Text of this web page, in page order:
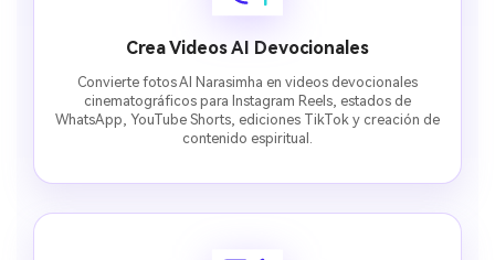
Crea Videos AI Devocionales
Convierte fotos AI Narasimha en videos devocionales
cinematográficos para Instagram Reels, estados de
WhatsApp, YouTube Shorts, ediciones TikTok y creación de
contenido espiritual.